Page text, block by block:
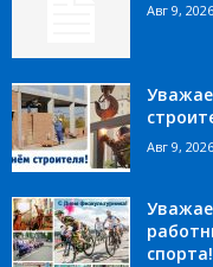
Авг 9, 2026
Авг 9, 2026
спорта!